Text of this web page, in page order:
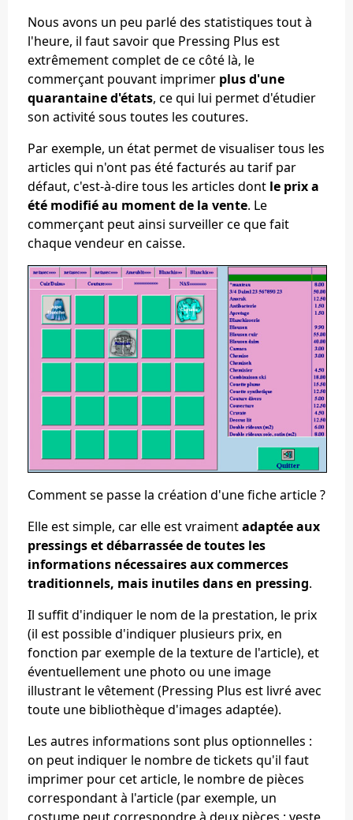
Nous avons un peu parlé des statistiques tout à
l'heure, il faut savoir que Pressing Plus est
extrêmement complet de ce côté là, le
commerçant pouvant imprimer plus d'une
quarantaine d'états, ce qui lui permet d'étudier
son activité sous toutes les coutures.
Par exemple, un état permet de visualiser tous les
articles qui n'ont pas été facturés au tarif par
défaut, c'est-à-dire tous les articles dont le prix a
été modifié au moment de la vente. Le
commerçant peut ainsi surveiller ce que fait
chaque vendeur en caisse.
Comment se passe la création d'une fiche article ?
Elle est simple, car elle est vraimentadaptée aux
pressings et débarrassée de toutes les
informations nécessaires aux commerces
traditionnels, mais inutiles dans en pressing.
Il suffit d'indiquer le nom de la prestation, le prix
(il est possible d'indiquer plusieurs prix, en
fonction par exemple de la texture de l'article), et
éventuellement une photo ou une image
illustrant le vêtement (Pressing Plus est livré avec
toute une bibliothèque d'images adaptée).
Les autres informations sont plus optionnelles :
on peut indiquer le nombre de tickets qu'il faut
imprimer pour cet article, le nombre de pièces
correspondant à l'article (par exemple, un